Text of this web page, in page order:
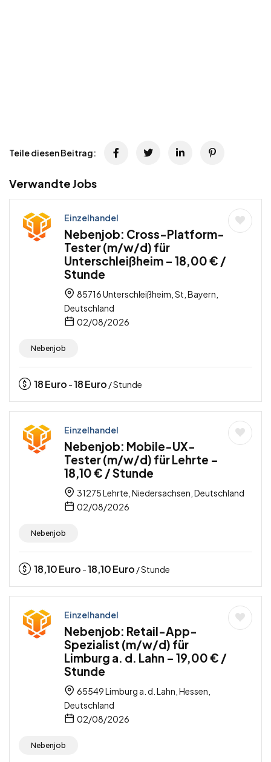
Teile diesen Beitrag:
Verwandte Jobs
Einzelhandel
Nebenjob: Cross-Platform-
Tester (m/w/d) für
Unterschleißheim – 18,00 € /
Stunde
85716 Unterschleißheim, St, Bayern,
Deutschland
02/08/2026
Nebenjob
18Euro -18Euro / Stunde
Einzelhandel
Nebenjob: Mobile-UX-
Tester (m/w/d) für Lehrte –
18,10 € / Stunde
31275 Lehrte, Niedersachsen, Deutschland
02/08/2026
Nebenjob
18,10Euro -18,10Euro / Stunde
Einzelhandel
Nebenjob: Retail-App-
Spezialist (m/w/d) für
Limburg a. d. Lahn – 19,00 € /
Stunde
65549 Limburg a. d. Lahn, Hessen,
Deutschland
02/08/2026
Nebenjob